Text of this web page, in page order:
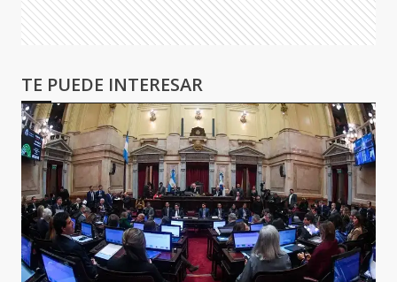
TE PUEDE INTERESAR